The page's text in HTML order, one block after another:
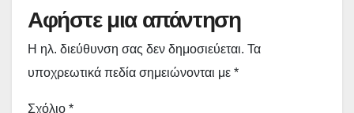
Αφήστε μια απάντηση
Η ηλ. διεύθυνση σας δεν δημοσιεύεται. Τα
υποχρεωτικά πεδία σημειώνονται με *
Σχόλιο *